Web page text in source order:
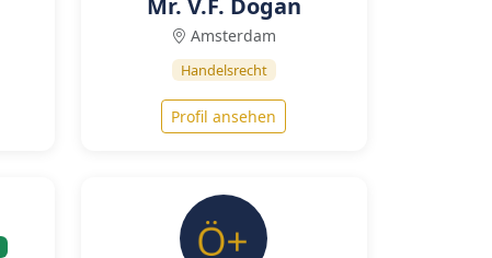
Mr. V.F. Dogan
Amsterdam
Handelsrecht
Profil ansehen